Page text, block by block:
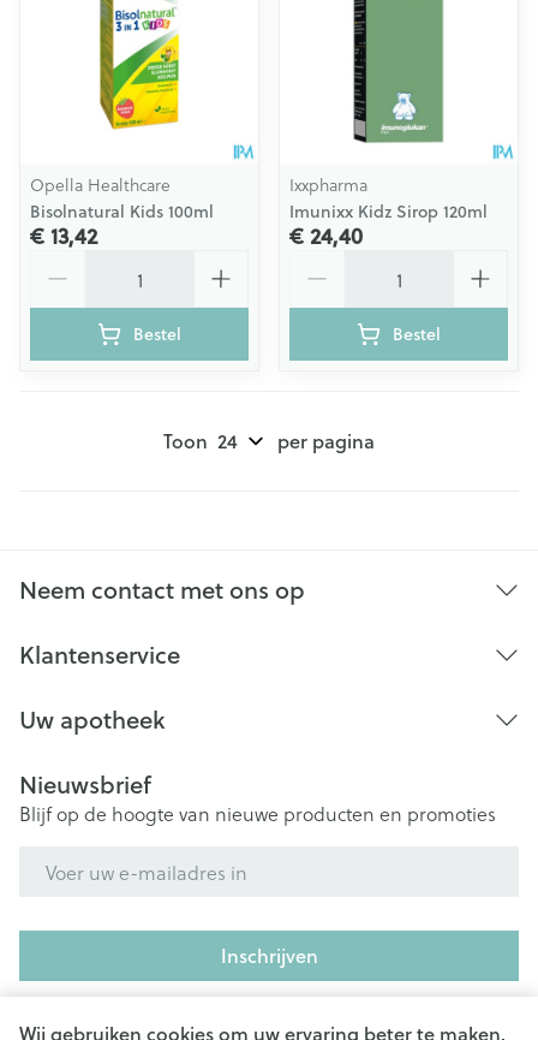
Wij gebruiken cookies om uw ervaring beter te maken.
Opella Healthcare
Bisolnatural Kids 100ml
€ 13,42
Bestel
Ixxpharma
Imunixx Kidz Sirop 120ml
€ 24,40
Bestel
Toon per pagina
Neem contact met ons op
Klantenservice
Uw apotheek
Nieuwsbrief
Blijf op de hoogte van nieuwe producten en promoties
Inschrijven
nieuwsbrief en gaat u akkoord met onzeprivacy policy.